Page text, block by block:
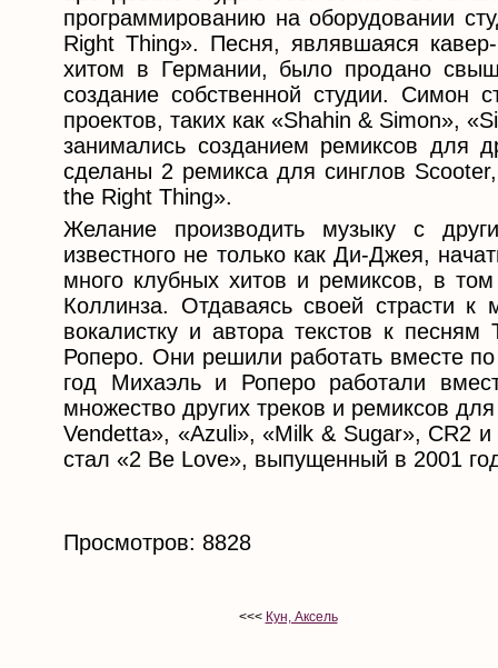
программированию на оборудовании
Right Thing». Песня, являвшаяся
хитом в Германии, было продано
создание собственной студии. Симон
проектов, таких как «Shahin & Simon»,
занимались созданием ремиксов для
сделаны 2 ремикса для синглов
the Right Thing».
Желание производить музыку с
известного не только как Ди-Джея,
много клубных хитов и ремиксов, в
Коллинза. Отдаваясь своей страсти к
вокалистку и автора текстов к
Роперо. Они решили работать вместе
год Михаэль и Роперо работали
множество других треков и ремиксов
Vendetta», «Azuli», «Milk & Sugar», CR2
стал «2 Be Love», выпущенный в 2001
Просмотров: 8828
<<< Кун, Аксель